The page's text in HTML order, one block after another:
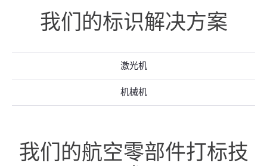
我们的标识解决方案
激光机
机械机
我们的航空零部件打标技